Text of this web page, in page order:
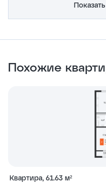
Похожие
Квартира, 61.63 м²